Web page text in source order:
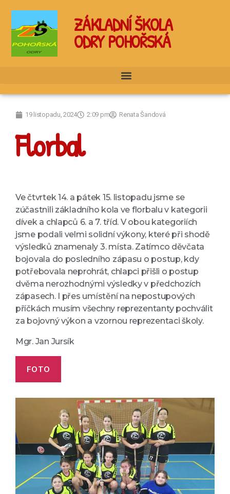
ZÁKLADNÍ ŠKOLA
ODRY POHOŘSKÁ
19 listopadu, 2024 2:09 pm Renata Šandová
Florbal
Ve čtvrtek 14. a pátek 15. listopadu jsme se
zúčastnili základního kola ve florbalu v kategorii
dívek a chlapců 6. a 7. tříd. V obou kategoriích
jsme podali velmi solidní výkony, které při shodě
výsledků znamenaly 3. místa. Zatímco děvčata
bojovala do posledního zápasu o postup, kdy
potřebovala neprohrát, chlapci přišli o postup
dvěma nerozhodnými výsledky v předchozích
zápasech. I přes umístění na nepostupových
příčkách musím všechny reprezentanty pochválit
za bojovný výkon a vzornou reprezentaci školy.
Mgr. Jan Jursík
FOTO